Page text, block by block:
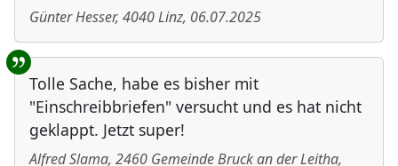
Günter Hesser, 4040Linz, 06.07.2025
Tolle Sache, habe es bisher mit
"Einschreibbriefen" versucht und es hat nicht
geklappt. Jetzt super!
Alfred Slama, 2460 Gemeinde Bruck an der Leitha,